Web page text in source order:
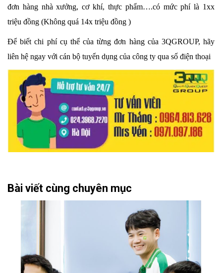
đơn hàng nhà xưởng, cơ khí, thực phẩm….có mức phí là 1xx
triệu đồng (Không quá 14x triệu đồng )
Để biết chi phí cụ thể của từng đơn hàng của 3QGROUP, hãy
liên hệ ngay với cán bộ tuyển dụng của công ty qua số điện thoại
Bài viết cùng chuyên mục